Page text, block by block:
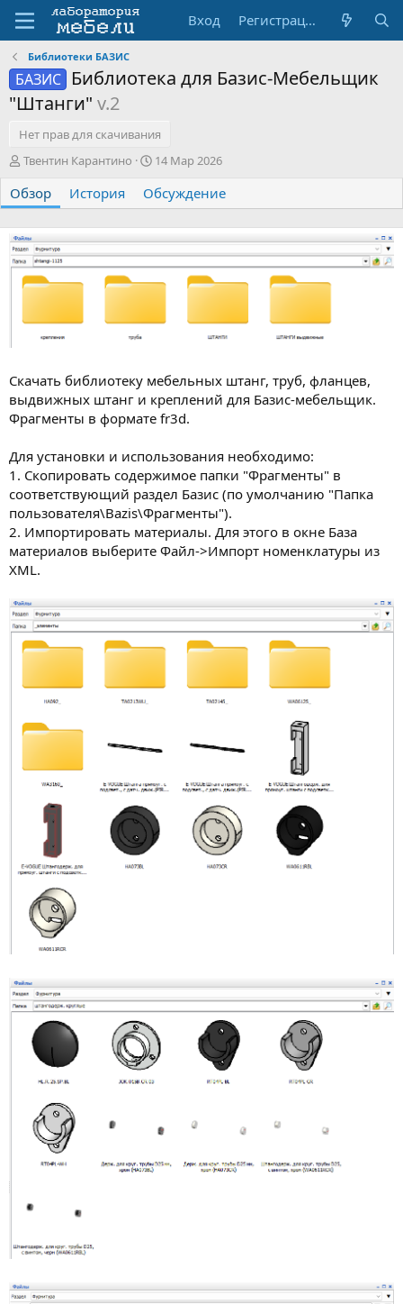
Вход Регистрация
Библиотеки БАЗИС
БАЗИС
Библиотека для Базис-Мебельщик
"Штанги" v.2
Нет прав для скачивания
А
т
о
р
Твентин Карантино
Д
т
а
с
о
з
д
и
14 Мар 2026
Обзор История Обсуждение
Скачать библиотеку мебельных штанг, труб, фланцев,
выдвижных штанг и креплений для Базис-мебельщик.
Фрагменты в формате fr3d.
Для установки и использования необходимо:
1. Скопировать содержимое папки "Фрагменты" в
соответствующий раздел Базис (по умолчанию "Папка
пользователя\Bazis\Фрагменты").
2. Импортировать материалы. Для этого в окне База
материалов выберите Файл->Импорт номенклатуры из
XML.